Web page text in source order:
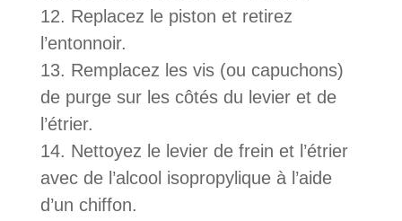
Replacez le piston et retirez
l’entonnoir.
Remplacez les vis (ou capuchons)
de purge sur les côtés du levier et de
l’étrier.
Nettoyez le levier de frein et l’étrier
avec de l’alcool isopropylique à l’aide
d’un chiffon.